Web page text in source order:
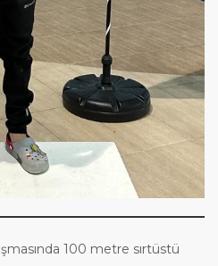
100 metre sırtüstü